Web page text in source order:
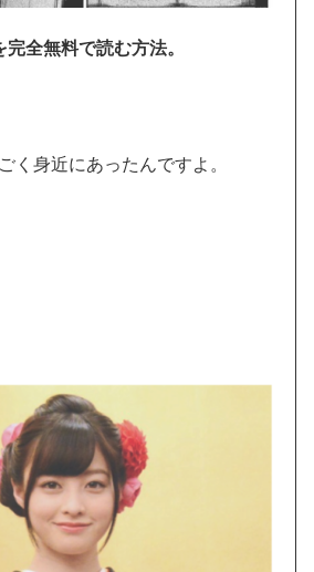
完全無料で読む方法。
く身近にあったんですよ。